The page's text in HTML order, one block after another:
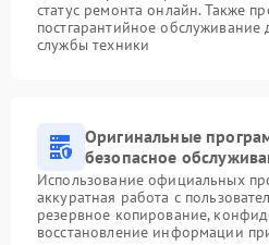
статус ремонта онлайн. Также
постгарантийное обслуживание
службы техники
Оригинальные
безопасное
Использование официальных
аккуратная работа с
резервное копирование,
восстановление информации